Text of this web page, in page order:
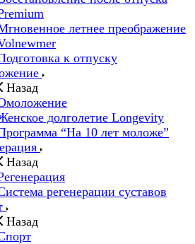
летнее преображение
к отпуску
Назад
долголетие Longevity
“На 10 лет моложе”
Назад
регенерации суставов
Назад